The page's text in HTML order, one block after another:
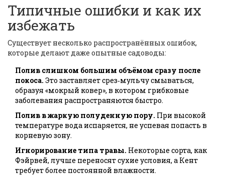
Типичные ошибки и как их
избежать
Существует несколько распространённых ошибок,
которые делают даже опытные садоводы:
Полив слишком большим объёмом сразу после
покоса. Это заставляет срез‑мульчу смываться,
образуя «мокрый ковер», в котором грибковые
заболевания распространяются быстро.
Полив в жаркую полуденную пору. При высокой
температуре вода испаряется, не успевая попасть в
корневую зону.
Игнорирование типа травы. Некоторые сорта, как
Фэйрвей, лучше переносят сухие условия, а Кент
требует более постоянной влажности.